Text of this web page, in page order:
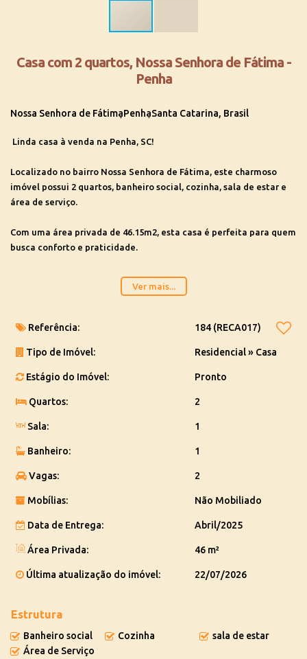
Casa com 2 quartos, Nossa Senhora de Fátima -
Penha
Nossa Senhora de FátimaPenhaSanta Catarina, Brasil
Linda casa à venda na Penha, SC!
Localizado no bairro Nossa Senhora de Fátima, este charmoso
imóvel possui 2 quartos, banheiro social, cozinha, sala de estar e
área de serviço.
Com uma área privada de 46.15m2, esta casa é perfeita para quem
busca conforto e praticidade.
Além disso, conta com 1 vaga de garagem. Por apenas R$
350.000,00, você pode realizar o sonho da casa própria em um local
futura casa.
Ver mais...
Referência: 184 (RECA017)
Tipo de Imóvel: Residencial» Casa
Estágio do Imóvel: Pronto
Quartos: 2
Sala: 1
Banheiro: 1
Vagas: 2
Mobílias: Não Mobiliado
Data de Entrega: Abril/2025
Área Privada: 46 m²
Última atualização do imóvel: 22/07/2026
Estrutura
Banheiro social Cozinha
sala de estar
Área de Serviço